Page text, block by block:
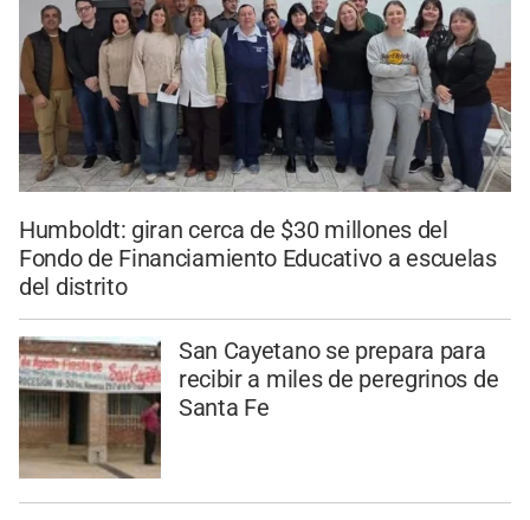
Humboldt: giran cerca de $30 millones del
Fondo de Financiamiento Educativo a escuelas
del distrito
San Cayetano se prepara para
recibir a miles de peregrinos de
Santa Fe